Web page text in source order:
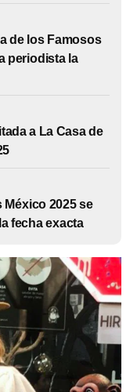
de los Famosos
periodista la
a La Casa de
México 2025 se
fecha exacta